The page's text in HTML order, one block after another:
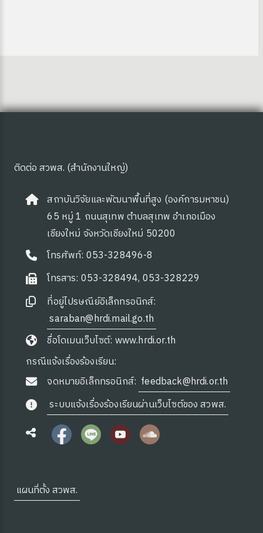
ติดต่อ สวพส. (สำนักงานใหญ่)
สถาบันวิจัยและพัฒนาพื้นที่สูง (องค์การมหาชน)
65 หมู่ 1 ถนนสุเทพ ตำบลสุเทพ อำเภอเมือง
เชียงใหม่ จังหวัดเชียงใหม่ 50200
โทรศัพท์: 053-328496-8
โทรสาร: 053-328494, 053-328229
ที่อยู่ไปรษณีย์อิเล็กทรอนิกส์:
saraban@hrdi.mail.go.th
ชื่อโดเมนเว็บไซต์: www.hrdi.or.th
กรณีแจ้งเรื่องร้องเรียน:
จดหมายอิเล็กทรอนิกส์: feedback@hrdi.or.th
ระบบแจ้งเรื่องร้องเรียนผ่านเว็บไซต์ของ สวพส.
แผนที่ตั้ง สวพส.
ความรู้